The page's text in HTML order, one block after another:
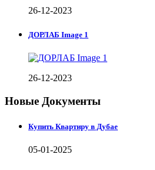
26-12-2023
ДОРЛАБ Image 1
26-12-2023
Новые Документы
Купить Квартиру в Дубае
05-01-2025